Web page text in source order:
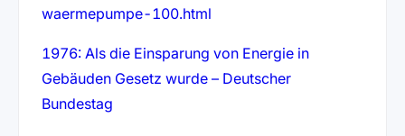
waermepumpe-100.html
1976: Als die Einsparung von Energie in
Gebäuden Gesetz wurde – Deutscher
Bundestag